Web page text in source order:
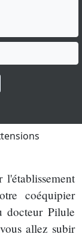
sur Pinterest
coéquipier
docteur Pilule
allez subir